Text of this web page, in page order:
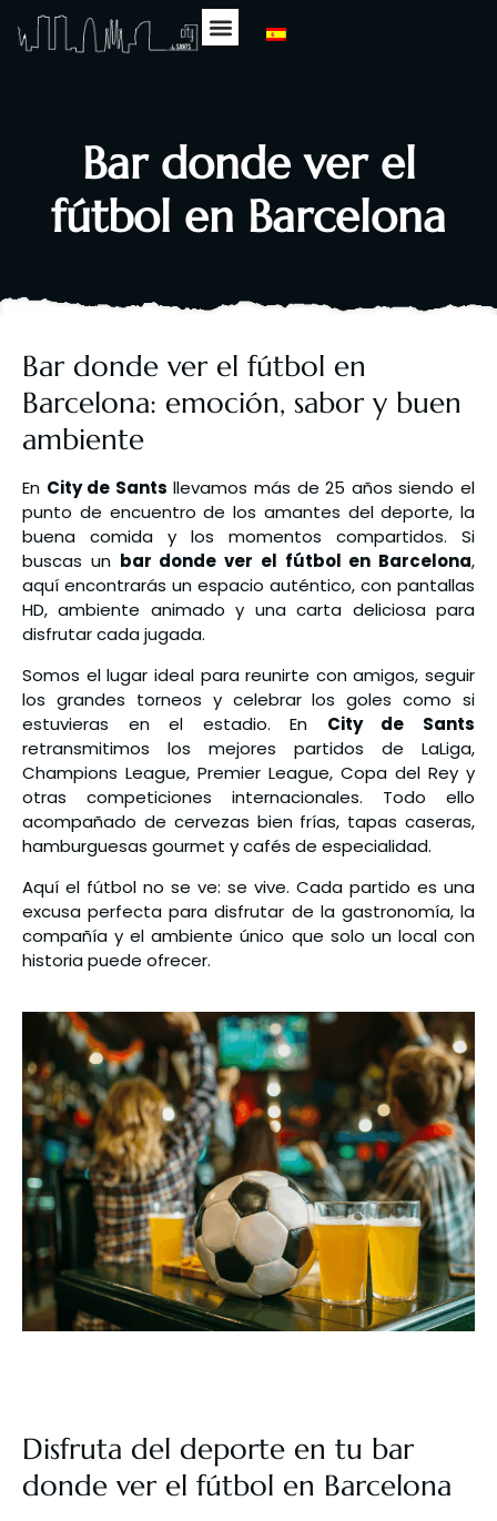
Bar donde ver el
fútbol en Barcelona
Bar donde ver el fútbol en
Barcelona: emoción, sabor y buen
ambiente
En City de Sants llevamos más de 25 años siendo el
punto de encuentro de los amantes del deporte, la
buena comida y los momentos compartidos. Si
buscas un bar donde ver el fútbol en Barcelona,
aquí encontrarás un espacio auténtico, con pantallas
HD, ambiente animado y una carta deliciosa para
disfrutar cada jugada.
Somos el lugar ideal para reunirte con amigos, seguir
los grandes torneos y celebrar los goles como si
estuvieras en el estadio. En City de Sants
retransmitimos los mejores partidos de LaLiga,
Champions League, Premier League, Copa del Rey y
otras competiciones internacionales. Todo ello
acompañado de cervezas bien frías, tapas caseras,
hamburguesas gourmet y cafés de especialidad.
Aquí el fútbol no se ve: se vive. Cada partido es una
excusa perfecta para disfrutar de la gastronomía, la
compañía y el ambiente único que solo un local con
historia puede ofrecer.
Disfruta del deporte en tu bar
donde ver el fútbol en Barcelona